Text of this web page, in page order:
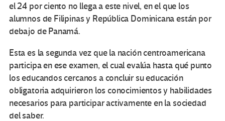
el 24 por ciento no llega a este nivel, en el que los
alumnos de Filipinas y República Dominicana están por
debajo de Panamá.
Esta es la segunda vez que la nación centroamericana
participa en ese examen, el cual evalúa hasta qué punto
los educandos cercanos a concluir su educación
obligatoria adquirieron los conocimientos y habilidades
necesarios para participar activamente en la sociedad
del saber.